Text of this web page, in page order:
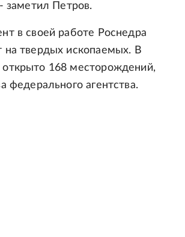
заметил Петров.
в своей работе Роснедра
на твердых ископаемых. В
168 месторождений,
федерального агентства.